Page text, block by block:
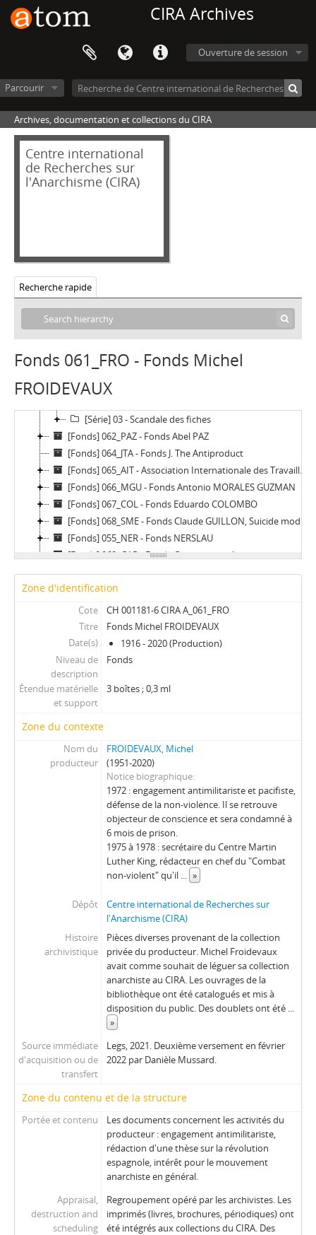
CIRA Archives
Ouverture de session
Parcourir
Archives, documentation et collections du CIRA
Centre international
de Recherches sur
l'Anarchisme (CIRA)
Recherche rapide
Fonds 061_FRO - Fonds Michel
FROIDEVAUX
[Fonds] 029_HOP - Fonds Charles HOCHHAUSER - Walter PREIS
[Fonds] 030_CRO - Fonds Alexandre CROIX
[Fonds] 031_BLA - Fonds José BLANCO
[Fonds] 032_WES - Fonds Jeremy WESTALL
[Fonds] 033_CRIFA - Fonds Commission de relations de l'Internationale des fédérations anarchistes
[Fonds] 035_FON - Fonds Dino FONTANA
[Fonds] 036_CAN - Fonds Claude (Claudio) CANTINI
[Fonds] 038_ATT - Fonds Dominique ATTRUIA
[Fonds] 039_ANV - Fonds Anarchisme et non-violence
[Fonds] 040_DUV - Fonds Clément DUVAL
[Fonds] 041_FER - Fonds Pietro FERRUA
[Fonds] 054_GOM - Fonds Fernando GOMEZ PELAEZ
[Fonds] 056_SCH - Fonds Mirabelle et Claude SCHINDLER
[Fonds] 057_GUE - Fonds Daniel GUÉRIN
[Fonds] 058_GRA - Fonds Groupe Ravachol
[Fonds] 060_AAHR - Fonds Association des amis de Henri Roorda
[Fonds] 061_FRO - Fonds Michel FROIDEVAUX
[Série] 01 - Antimilitarisme
[Série] 03 - Scandale des fiches
[Fonds] 062_PAZ - Fonds Abel PAZ
[Fonds] 064_JTA - Fonds J. The Antiproduct
[Fonds] 065_AIT - Association Internationale des Travailleurs (AIT)
[Fonds] 066_MGU - Fonds Antonio MORALES GUZMAN
[Fonds] 067_COL - Fonds Eduardo COLOMBO
[Fonds] 068_SME - Fonds Claude GUILLON, Suicide mode d'emploi
[Fonds] 055_NER - Fonds NERSLAU
[Fonds] 069_GAR - Fonds Groupe anti-répression
[Fonds] 071_CPD - Fonds du Carnaval populaire et déter
[Fonds] 077_ORS - Fonds Claude Orsoni
Zone d'identification
Cote
CH 001181-6 CIRA A_061_FRO
Titre
Fonds Michel FROIDEVAUX
Date(s)
1916 - 2020 (Production)
Niveau de
description
Fonds
Étendue matérielle
et support
3 boîtes ; 0,3 ml
Zone du contexte
Nom du
producteur
FROIDEVAUX, Michel
(1951-2020)
Notice biographique
1972 : engagement antimilitariste et pacifiste,
défense de la non-violence. Il se retrouve
objecteur de conscience et sera condamné à
6 mois de prison.
1975 à 1978 : secrétaire du Centre Martin
Luther King, rédacteur en chef du "Combat
non-violent" qu'il ... »
Dépôt
Centre international de Recherches sur
l'Anarchisme (CIRA)
Histoire
archivistique
Pièces diverses provenant de la collection
privée du producteur. Michel Froidevaux
avait comme souhait de léguer sa collection
anarchiste au CIRA. Les ouvrages de la
bibliothèque ont été catalogués et mis à
disposition du public. Des doublets ont été ...
»
Source immédiate
d'acquisition ou de
transfert
Legs, 2021. Deuxième versement en février
2022 par Danièle Mussard.
Zone du contenu et de la structure
Portée et contenu
Les documents concernent les activités du
producteur : engagement antimilitariste,
rédaction d'une thèse sur la révolution
espagnole, intérêt pour le mouvement
anarchiste en général.
Appraisal,
destruction and
scheduling
Regroupement opéré par les archivistes. Les
imprimés (livres, brochures, périodiques) ont
été intégrés aux collections du CIRA. Des